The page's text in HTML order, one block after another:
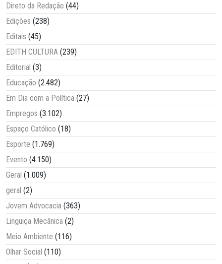
Direto da Redação (44)
Edições (238)
Editais (45)
EDITH CULTURA (239)
Editorial (3)
Educação (2.482)
Em Dia com a Política (27)
Empregos (3.102)
Espaço Católico (18)
Esporte (1.769)
Evento (4.150)
Geral (1.009)
geral (2)
Jovem Advocacia (363)
Linguiça Mecânica (2)
Meio Ambiente (116)
Olhar Social (110)